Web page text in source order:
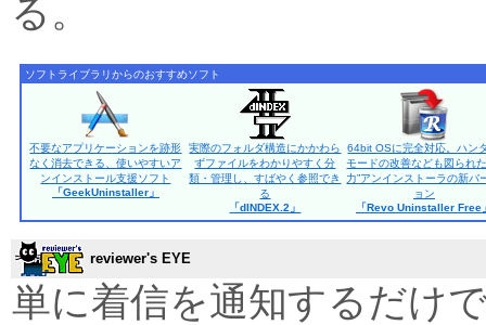
る。
ソフトライブラリからのおすすめソフト
不要なアプリケーションを跡形
なく消去できる、使いやすいア
ンインストール支援ソフト
「GeekUninstaller」
実際のフォルダ構造にかかわら
ずファイルをわかりやすく分
類・管理し、すばやく参照でき
る
「dINDEX.2」
64bit OSに完全対応。ハン
モードの改善なども図られ
力”アンインストーラの新バ
ョン
「Revo Uninstaller Free
reviewer's EYE
単に着信を通知するだけ